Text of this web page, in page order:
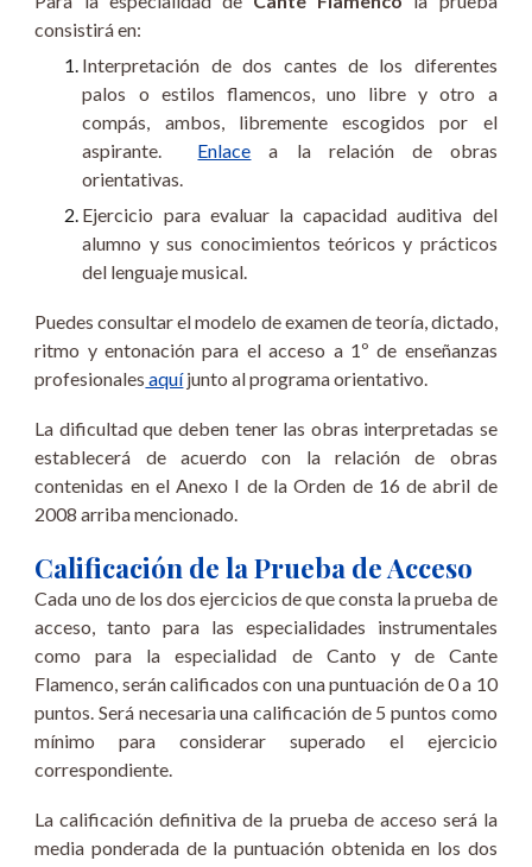
consistirá en:
Interpretación de dos cantes de los diferentes
palos o estilos flamencos, uno libre y otro a
compás, ambos, libremente escogidos por el
aspirante. Enlace a la relación de obras
orientativas.
Ejercicio para evaluar la capacidad auditiva del
alumno y sus conocimientos teóricos y prácticos
del lenguaje musical.
Puedes consultar el modelo de examen de teoría, dictado,
ritmo y entonación para el acceso a 1º de enseñanzas
profesionales aquíjunto al programa orientativo.
La dificultad que deben tener las obras interpretadas se
establecerá de acuerdo con la relación de obras
contenidas en el Anexo I de la Orden de 16 de abril de
2008 arriba mencionado.
Calificación de la Prueba de Acceso
Cada uno de los dos ejercicios de que consta la prueba de
acceso, tanto para las especialidades instrumentales
como para la especialidad de Canto y de Cante
Flamenco, serán calificados con una puntuación de 0 a 10
puntos. Será necesaria una calificación de 5 puntos como
mínimo para considerar superado el ejercicio
correspondiente.
La calificación definitiva de la prueba de acceso será la
media ponderada de la puntuación obtenida en los dos